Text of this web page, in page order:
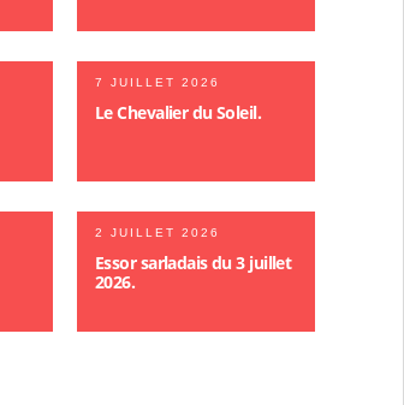
7 JUILLET 2026
Le Chevalier du Soleil.
2 JUILLET 2026
Essor sarladais du 3 juillet
2026.